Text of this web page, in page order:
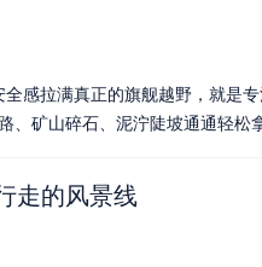
感拉满真正的旗舰越野，就是
、矿山碎石、泥泞陡坡通通轻松
走的风景线